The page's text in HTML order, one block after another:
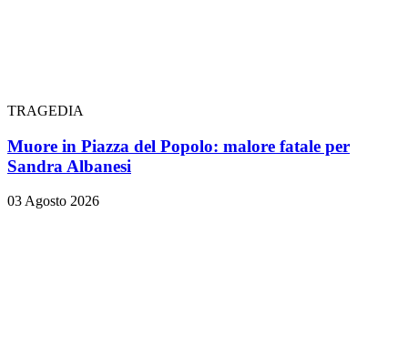
TRAGEDIA
Muore in Piazza del Popolo: malore fatale per
Sandra Albanesi
03 Agosto 2026